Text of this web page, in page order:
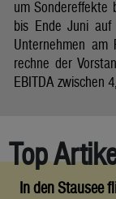
um Sondereffekte
bis Ende Juni
Unternehmen
rechne der
EBITDA zwischen
Top
In den Stausee